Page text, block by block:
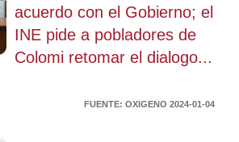
acuerdo con el Gobierno; el
INE pide a pobladores de
Colomi retomar el dialogo...
FUENTE: OXIGENO 2024-01-04